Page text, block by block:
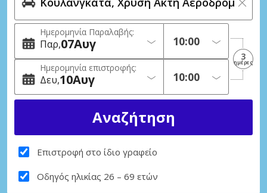
Ημερομηνία Παραλαβής:
Παρ 07Αυγ
Ημερομηνία επιστροφής:
Δευ 10Αυγ
3
ημέρες
Επιστροφή στο ίδιο γραφείο
Οδηγός ηλικίας 26 – 69 ετών